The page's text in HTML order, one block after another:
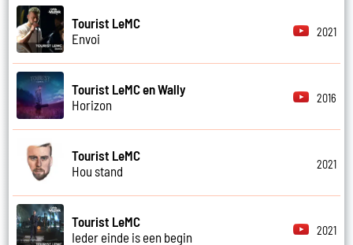
Tourist LeMC
Envoi
2021
Tourist LeMC en Wally
Horizon
2016
Tourist LeMC
Hou stand
2021
Tourist LeMC
Ieder einde is een begin
2021